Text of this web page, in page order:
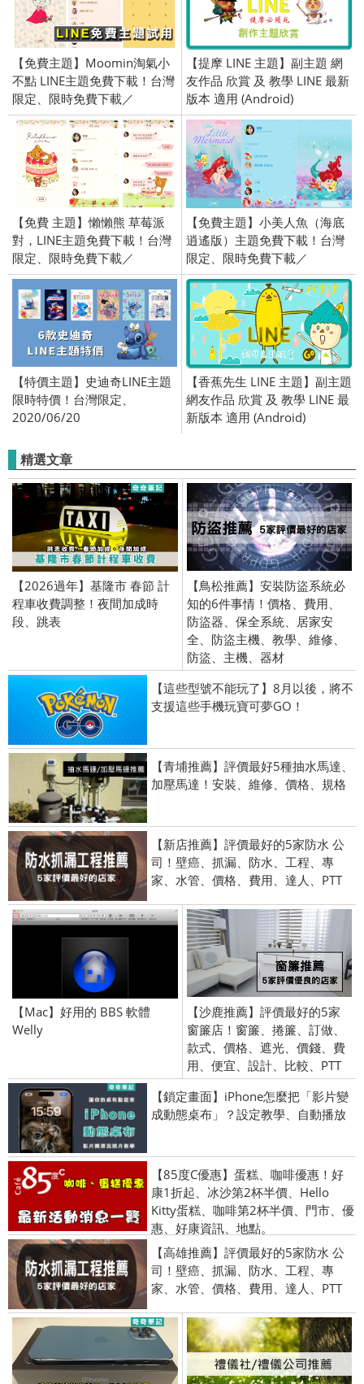
【免費主題】Moomin淘氣小
不點 LINE主題免費下載！台灣
限定、限時免費下載／
2019/06/27
【提摩 LINE 主題】副主題 網
友作品 欣賞 及 教學 LINE 最新
版本 適用 (Android)
【免費 主題】懶懶熊 草莓派
對，LINE主題免費下載！台灣
限定、限時免費下載／
2019/11/08
【免費主題】小美人魚（海底
逍遙版）主題免費下載！台灣
限定、限時免費下載／
2020/05/22
【特價主題】史迪奇LINE主題
限時特價！台灣限定、
2020/06/20
【香蕉先生 LINE 主題】副主題
網友作品 欣賞 及 教學 LINE 最
新版本 適用 (Android)
精選文章
【2026過年】基隆市 春節 計
程車收費調整！夜間加成時
段、跳表
【鳥松推薦】安裝防盜系統必
知的6件事情！價格、費用、
防盜器、保全系統、居家安
全、防盜主機、教學、維修、
防盜、主機、器材
【這些型號不能玩了】8月以後，將不
支援這些手機玩寶可夢GO！
【青埔推薦】評價最好5種抽水馬達、
加壓馬達！安裝、維修、價格、規格
【新店推薦】評價最好的5家防水 公
司！壁癌、抓漏、防水、工程、專
家、水管、價格、費用、達人、PTT
【Mac】好用的 BBS 軟體
Welly
【沙鹿推薦】評價最好的5家
窗簾店！窗簾、捲簾、訂做、
款式、價格、遮光、價錢、費
用、便宜、設計、比較、PTT
【鎖定畫面】iPhone怎麼把「影片變
成動態桌布」？設定教學、自動播放
【85度C優惠】蛋糕、咖啡優惠！好
康1折起、冰沙第2杯半價、Hello
Kitty蛋糕、咖啡第2杯半價、門市、優
惠、好康資訊、地點。
【高雄推薦】評價最好的5家防水 公
司！壁癌、抓漏、防水、工程、專
家、水管、價格、費用、達人、PTT